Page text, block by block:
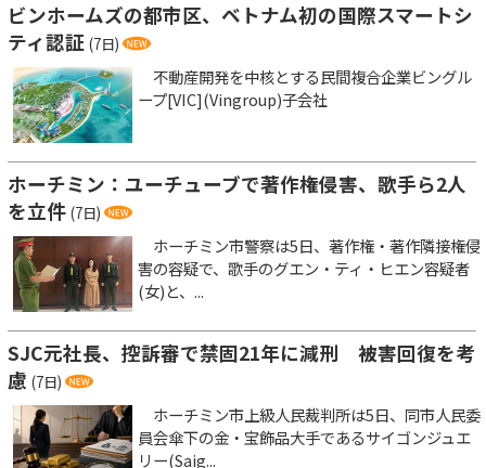
ビンホームズの都市区、ベトナム初の国際スマートシ
ティ認証 (7日)
不動産開発を中核とする民間複合企業ビングル
ープ[VIC](Vingroup)子会社
ホーチミン：ユーチューブで著作権侵害、歌手ら2人
を立件 (7日)
ホーチミン市警察は5日、著作権・著作隣接権侵
害の容疑で、歌手のグエン・ティ・ヒエン容疑者
(女)と、...
SJC元社長、控訴審で禁固21年に減刑 被害回復を考
慮 (7日)
ホーチミン市上級人民裁判所は5日、同市人民委
員会傘下の金・宝飾品大手であるサイゴンジュエ
リー(Saig...